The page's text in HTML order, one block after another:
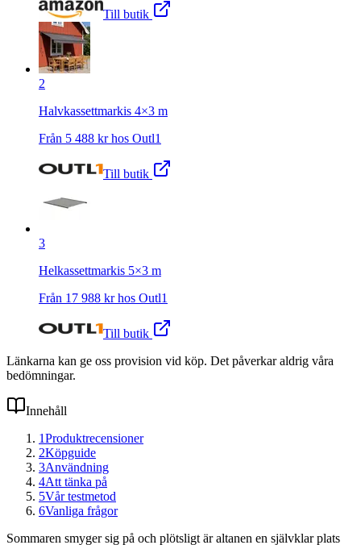
Till butik
2
Halvkassettmarkis 4×3 m
Från 5 488 kr hos Outl1
Till butik
3
Helkassettmarkis 5×3 m
Från 17 988 kr hos Outl1
Till butik
Länkarna kan ge oss provision vid köp. Det påverkar aldrig våra
bedömningar.
Innehåll
1Produktrecensioner
2Köpguide
3Användning
4Att tänka på
5Vår testmetod
6Vanliga frågor
Sommaren smyger sig på och plötsligt är altanen en självklar plats